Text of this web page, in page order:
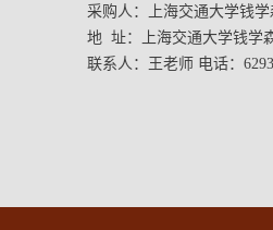
采购人：上海交通大学钱
地 址：上海交通大学钱学
联系人：王老师 电话：